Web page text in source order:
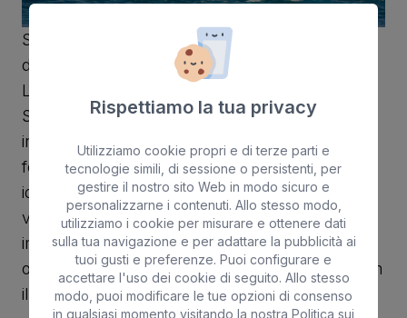
Situata anch'essa vicino a La Santa, la spiaggia
di San Juan è un'altra gemma del surf di
Lanzarote. Meno conosciuta di El Quemao (La
Santa), ma ugualmente apprezzata dai surfisti
in cerca di onde con una buona forma e meno
folla, è uno spot di livello intermedio-avanzato,
ideale per chi ha già il controllo delle basi e
vuole migliorare in condizioni un po' più
impegnative in un ambiente che è tranquillo e
offre una sensazione di connessione diretta con
il mare e la natura.
Rispettiamo la tua privacy
Utilizziamo cookie propri e di terze parti e
tecnologie simili, di sessione o persistenti, per
gestire il nostro sito Web in modo sicuro e
personalizzarne i contenuti. Allo stesso modo,
utilizziamo i cookie per misurare e ottenere dati
sulla tua navigazione e per adattare la pubblicità ai
tuoi gusti e preferenze. Puoi configurare e
accettare l'uso dei cookie di seguito. Allo stesso
modo, puoi modificare le tue opzioni di consenso
in qualsiasi momento visitando la nostra Politica sui